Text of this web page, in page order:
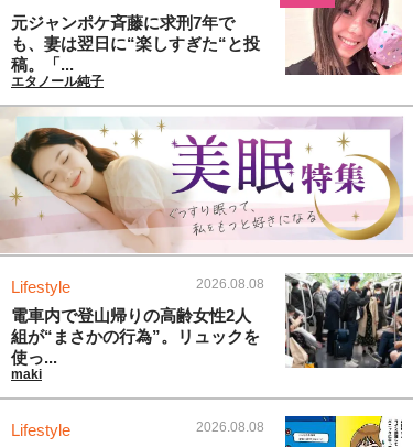
元ジャンポケ斉藤に求刑7年で
も、妻は翌日に“楽しすぎた“と投
稿。「...
エタノール純子
Lifestyle 2026.08.08
電車内で登山帰りの高齢女性2人
組が“まさかの行為”。リュックを
使っ...
maki
Lifestyle 2026.08.08